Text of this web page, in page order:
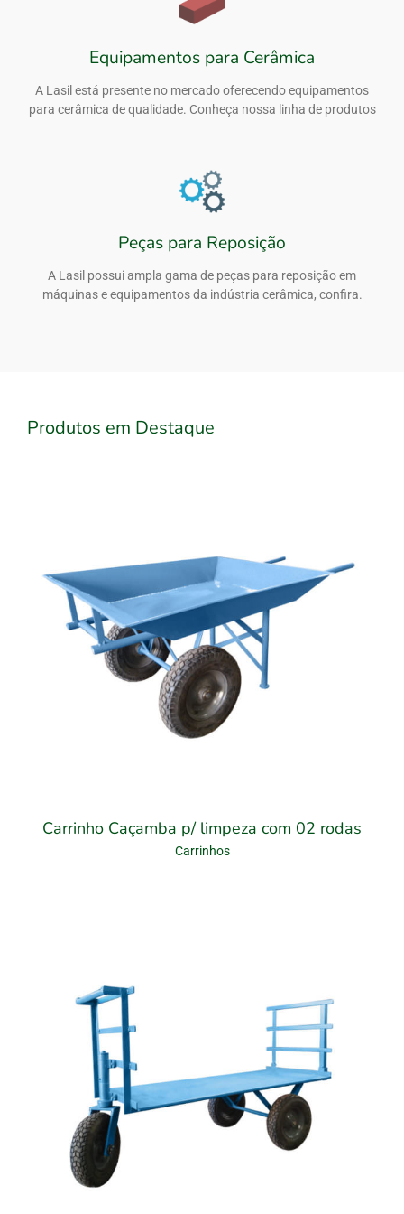
Equipamentos para Cerâmica
A Lasil está presente no mercado oferecendo equipamentos
para cerâmica de qualidade. Conheça nossa linha de produtos
Peças para Reposição
A Lasil possui ampla gama de peças para reposição em
máquinas e equipamentos da indústria cerâmica, confira.
Produtos em Destaque
Carrinho Caçamba p/ limpeza com 02 rodas
Carrinhos